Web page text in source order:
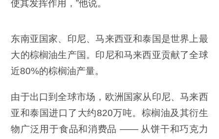
使其发挥作用，”他说。
东南亚国家、印尼、马来西亚和泰国是世界上最
大的棕榈油生产国。印尼和马来西亚贡献了全球
近80%的棕榈油产量。
由于出口到全球市场，欧洲国家从印尼、马来西
亚和泰国进口了大约820万吨。棕榈油及其衍生
物广泛用于食品和消费品 —— 从饼干和巧克力